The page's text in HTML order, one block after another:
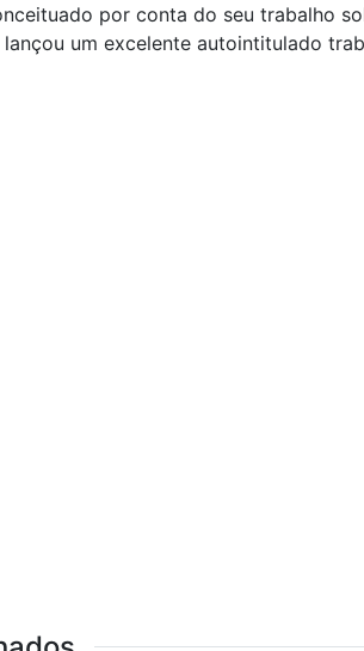
por conta do seu trabalho
um excelente autointitulado